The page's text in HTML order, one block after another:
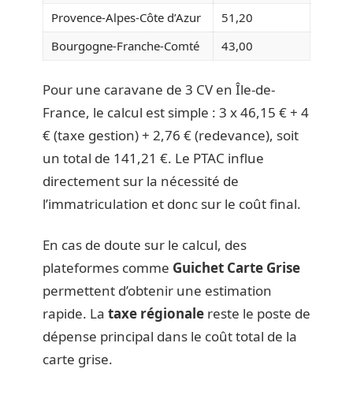
Provence-Alpes-Côte d’Azur
51,20
Bourgogne-Franche-Comté
43,00
Pour une caravane de 3 CV en Île-de-
France, le calcul est simple : 3 x 46,15 € + 4
€ (taxe gestion) + 2,76 € (redevance), soit
un total de 141,21 €. Le PTAC influe
directement sur la nécessité de
l’immatriculation et donc sur le coût final.
En cas de doute sur le calcul, des
plateformes comme Guichet Carte Grise
permettent d’obtenir une estimation
rapide. La taxe régionale reste le poste de
dépense principal dans le coût total de la
carte grise.